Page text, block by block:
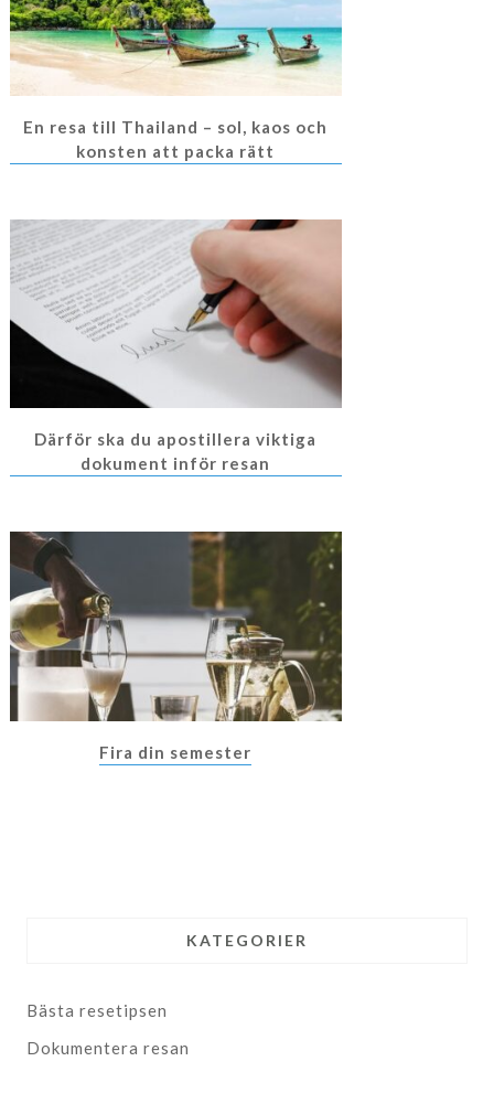
En resa till Thailand – sol, kaos och
konsten att packa rätt
Därför ska du apostillera viktiga
dokument inför resan
Fira din semester
KATEGORIER
Bästa resetipsen
Dokumentera resan